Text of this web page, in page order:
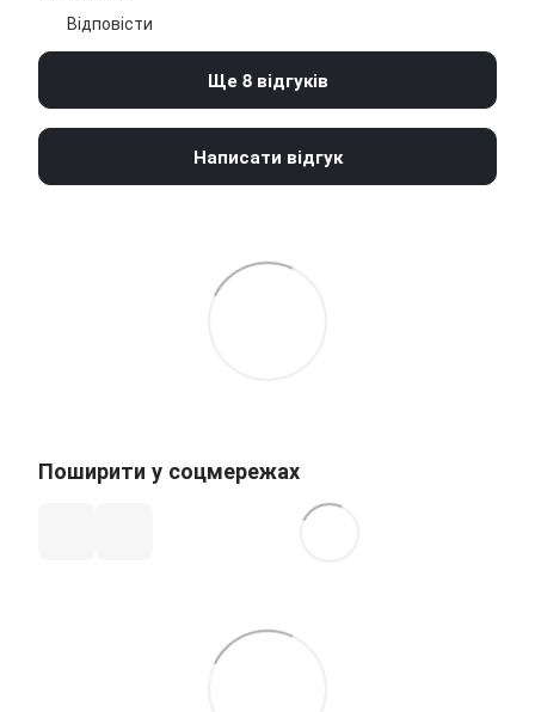
Відповісти
Ще 8 відгуків
Написати відгук
Поширити у соцмережах